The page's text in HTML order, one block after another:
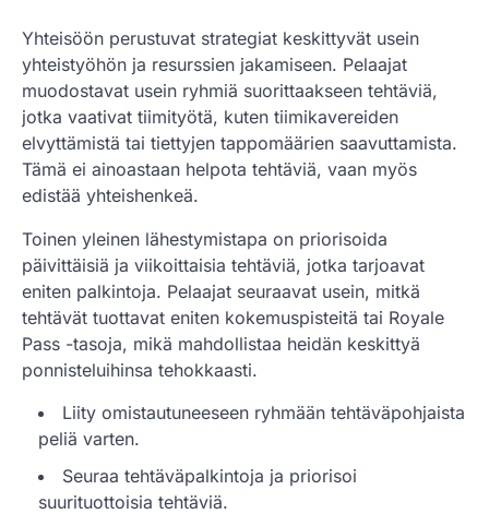
Yhteisöön perustuvat strategiat keskittyvät usein
yhteistyöhön ja resurssien jakamiseen. Pelaajat
muodostavat usein ryhmiä suorittaakseen tehtäviä,
jotka vaativat tiimityötä, kuten tiimikavereiden
elvyttämistä tai tiettyjen tappomäärien saavuttamista.
Tämä ei ainoastaan helpota tehtäviä, vaan myös
edistää yhteishenkeä.
Toinen yleinen lähestymistapa on priorisoida
päivittäisiä ja viikoittaisia tehtäviä, jotka tarjoavat
eniten palkintoja. Pelaajat seuraavat usein, mitkä
tehtävät tuottavat eniten kokemuspisteitä tai Royale
Pass -tasoja, mikä mahdollistaa heidän keskittyä
ponnisteluihinsa tehokkaasti.
Liity omistautuneeseen ryhmään tehtäväpohjaista
peliä varten.
Seuraa tehtäväpalkintoja ja priorisoi
suurituottoisia tehtäviä.